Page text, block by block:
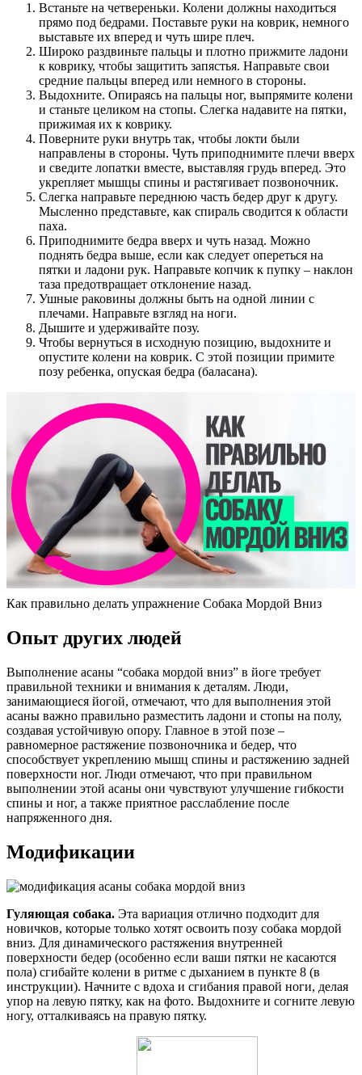
Встаньте на четвереньки. Колени должны находиться
прямо под бедрами. Поставьте руки на коврик, немного
выставьте их вперед и чуть шире плеч.
Широко раздвиньте пальцы и плотно прижмите ладони
к коврику, чтобы защитить запястья. Направьте свои
средние пальцы вперед или немного в стороны.
Выдохните. Опираясь на пальцы ног, выпрямите колени
и станьте целиком на стопы. Слегка надавите на пятки,
прижимая их к коврику.
Поверните руки внутрь так, чтобы локти были
направлены в стороны. Чуть приподнимите плечи вверх
и сведите лопатки вместе, выставляя грудь вперед. Это
укрепляет мышцы спины и растягивает позвоночник.
Слегка направьте переднюю часть бедер друг к другу.
Мысленно представьте, как спираль сводится к области
паха.
Приподнимите бедра вверх и чуть назад. Можно
поднять бедра выше, если как следует опереться на
пятки и ладони рук. Направьте копчик к пупку – наклон
таза предотвращает отклонение назад.
Ушные раковины должны быть на одной линии с
плечами. Направьте взгляд на ноги.
Дышите и удерживайте позу.
Чтобы вернуться в исходную позицию, выдохните и
опустите колени на коврик. С этой позиции примите
позу ребенка, опуская бедра (баласана).
Как правильно делать упражнение Собака Мордой Вниз
Опыт других людей
Выполнение асаны “собака мордой вниз” в йоге требует
правильной техники и внимания к деталям. Люди,
занимающиеся йогой, отмечают, что для выполнения этой
асаны важно правильно разместить ладони и стопы на полу,
создавая устойчивую опору. Главное в этой позе –
равномерное растяжение позвоночника и бедер, что
способствует укреплению мышц спины и растяжению задней
поверхности ног. Люди отмечают, что при правильном
выполнении этой асаны они чувствуют улучшение гибкости
спины и ног, а также приятное расслабление после
напряженного дня.
Модификации
Гуляющая собака. Эта вариация отлично подходит для
новичков, которые только хотят освоить позу собака мордой
вниз. Для динамического растяжения внутренней
поверхности бедер (особенно если ваши пятки не касаются
пола) сгибайте колени в ритме с дыханием в пункте 8 (в
инструкции). Начните с вдоха и сгибания правой ноги, делая
упор на левую пятку, как на фото. Выдохните и согните левую
ногу, отталкиваясь на правую пятку.